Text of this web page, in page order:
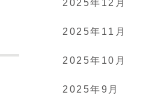
2025年12月
2025年11月
2025年10月
2025年9月